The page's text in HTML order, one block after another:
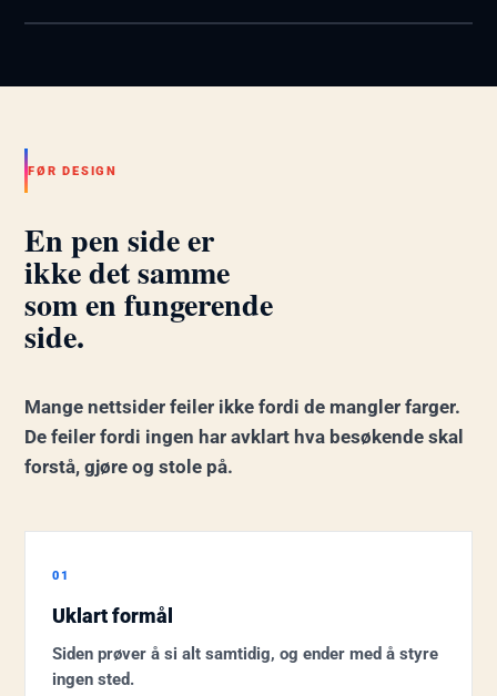
Sent kveld. Banana-
FØR DESIGN
En pen side er
ikke det samme
som en fungerende
side.
Mange nettsider feiler ikke fordi de mangler farger.
De feiler fordi ingen har avklart hva besøkende skal
forstå, gjøre og stole på.
01
Uklart formål
Siden prøver å si alt samtidig, og ender med å styre
ingen sted.